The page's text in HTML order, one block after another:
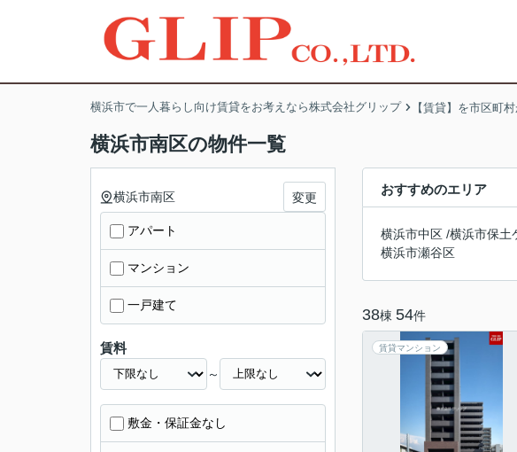
横浜市で一人暮らし向け賃貸をお考えなら株式会社グリップ 【賃貸】を市区町
横浜市南区の物件一覧
おすすめのエリア
横浜市中区 /横浜市保土
横浜市瀬谷区
38棟 54件
賃貸マンション
横浜市南区 変更
アパート
マンション
一戸建て
賃料
～
敷金・保証金なし